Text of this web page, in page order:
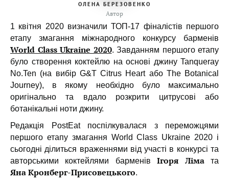
ОЛЕНА БЕРЕЗОВЕНКО
Автор
1 квітня 2020 визначили ТОП-17 фіналістів першого
етапу змагання міжнародного конкурсу барменів
World Class Ukraine 2020. Завданням першого етапу
було створення коктейлю на основі джину Tanqueray
No.Ten (на вибір G&T Citrus Heart або The Botanical
Journey), в якому необхідно було максимально
оригінально та вдало розкрити цитрусові або
ботанікальні ноти джину.
Редакція PostEat поспілкувалася з переможцями
першого етапу змагання World Class Ukraine 2020 і
сьогодні ділиться враженнями від участі в конкурсі та
авторськими коктейлями барменівІгоря Лімата
ЯнаКронберг-Присовецького.